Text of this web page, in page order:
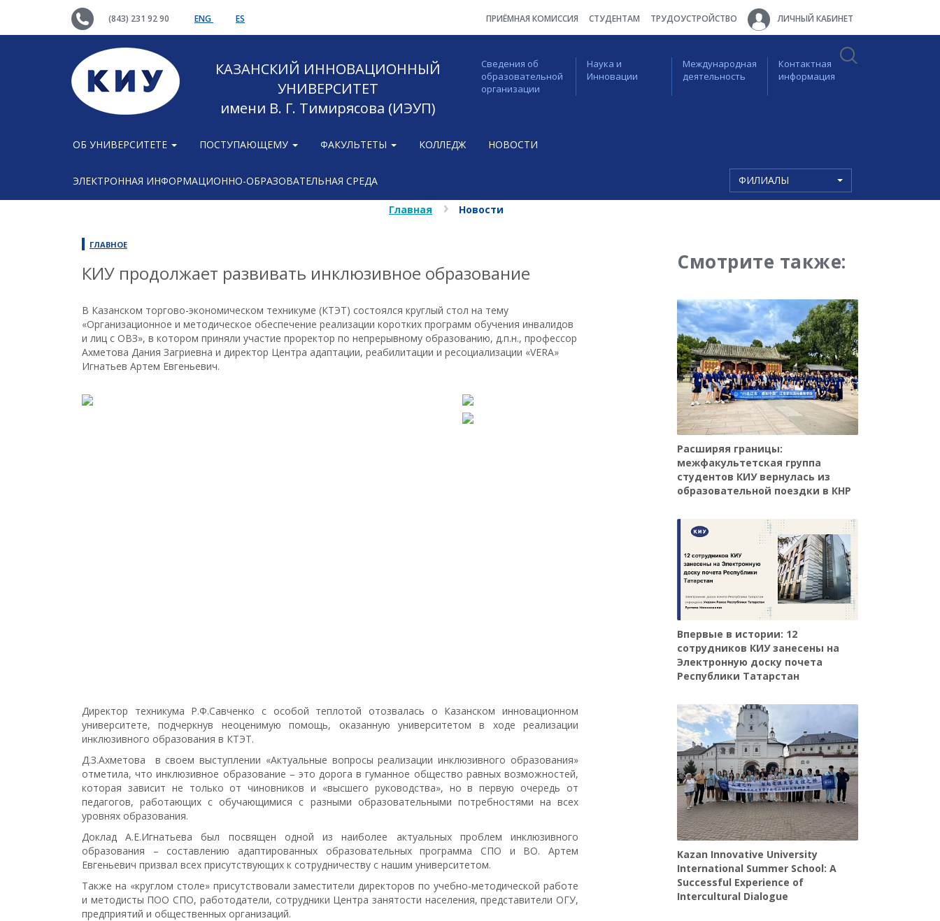
(843) 231 92 90 ENG ES ПРИЁМНАЯ КОМИССИЯ СТУДЕНТАМ ТРУДОУСТРОЙСТВО ЛИЧНЫЙ КАБИНЕТ
КАЗАНСКИЙ ИННОВАЦИОННЫЙ
УНИВЕРСИТЕТ
имени В. Г. Тимирясова (ИЭУП)
Сведения об
образовательной
организации
Наука и
Инновации
Международная
деятельность
Контактная
информация
ОБ УНИВЕРСИТЕТЕ ПОСТУПАЮЩЕМУ ФАКУЛЬТЕТЫ КОЛЛЕДЖ НОВОСТИ
ЭЛЕКТРОННАЯ ИНФОРМАЦИОННО-ОБРАЗОВАТЕЛЬНАЯ СРЕДА ФИЛИАЛЫ
Главная Новости
ГЛАВНОЕ
КИУ продолжает развивать инклюзивное образование
В Казанском торгово-экономическом техникуме (КТЭТ) состоялся круглый стол на тему
«Организационное и методическое обеспечение реализации коротких программ обучения инвалидов
и лиц с ОВЗ», в котором приняли участие проректор по непрерывному образованию, д.п.н., профессор
Ахметова Дания Загриевна и директор Центра адаптации, реабилитации и ресоциализации «VERA»
Игнатьев Артем Евгеньевич.
Директор техникума Р.Ф.Савченко с особой теплотой отозвалась о Казанском инновационном
университете, подчеркнув неоценимую помощь, оказанную университетом в ходе реализации
инклюзивного образования в КТЭТ.
Д.З.Ахметова в своем выступлении «Актуальные вопросы реализации инклюзивного образования»
отметила, что инклюзивное образование – это дорога в гуманное общество равных возможностей,
которая зависит не только от чиновников и «высшего руководства», но в первую очередь от
педагогов, работающих с обучающимися с разными образовательными потребностями на всех
уровнях образования.
Доклад А.Е.Игнатьева был посвящен одной из наиболее актуальных проблем инклюзивного
образования – составлению адаптированных образовательных программа СПО и ВО. Артем
Евгеньевич призвал всех присутствующих к сотрудничеству с нашим университетом.
Также на «круглом столе» присутствовали заместители директоров по учебно-методической работе
и методисты ПОО СПО, работодатели, сотрудники Центра занятости населения, представители ОГУ,
предприятий и общественных организаций.
Смотрите также:
Расширяя границы:
межфакультетская группа
студентов КИУ вернулась из
образовательной поездки в КНР
Впервые в истории: 12
сотрудников КИУ занесены на
Электронную доску почета
Республики Татарстан
Kazan Innovative University
International Summer School: A
Successful Experience of
Intercultural Dialogue